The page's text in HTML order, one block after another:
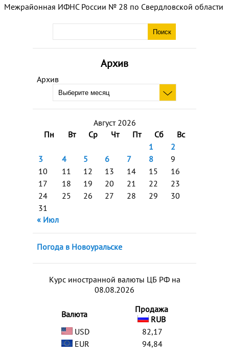
Архив
Архив
Август 2026
Пн
Вт Ср Чт Пт Сб
Вс
1
2
3
4 5 6 7 8
9
10
11 12 13 14 15
16
17
18 19 20 21 22
23
24
25 26 27 28 29
30
31
« Июл
Погода в Новоуральске
Курс иностранной валюты ЦБ РФ на
08.08.2026
Валюта
Продажа
RUB
USD
82,17
EUR
94,84
Межрайонная ИФНС России № 28 по Свердловской области